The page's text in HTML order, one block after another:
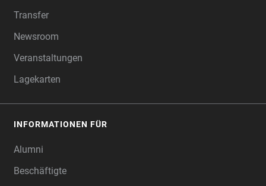
Transfer
Newsroom
Veranstaltungen
Lagekarten
INFORMATIONEN FÜR
Alumni
Beschäftigte